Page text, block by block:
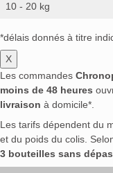
10 - 20 kg
*délais donnés à titre
X
Les commandes
moins de 48 heures
livraison à domicile*.
Les tarifs dépendent du
et du poids du colis.
3 bouteilles sans